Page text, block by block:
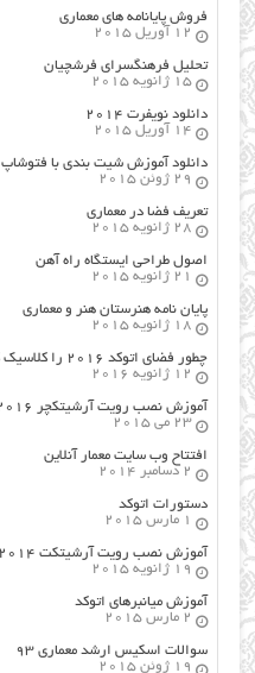
فروش پایانامه های معماری
12 آوریل 2015
تحلیل فرهنگسرای فرشچیان
15 ژانویه 2015
دانلود نویفرت ۲۰۱۴
14 آوریل 2015
دانلود آموزش شیت بندی با فتوشاپ
29 ژوئن 2015
تعریف فضا در معماری
28 ژانویه 2015
اصول طراحي ایستگاه راه آهن
21 ژانویه 2015
پایان نامه هنرستان هنر و معماري
18 ژانویه 2015
چطور فضای اتوکد ۲۰۱۶ را کلاسیک کنیم؟
12 ژانویه 2016
آموزش نصب رویت آرشیتکچر ۲۰۱۶
23 می 2015
افتتاح وب سایت معمار آنلاین
2 دسامبر 2014
دستورات اتوکد
1 مارس 2015
آموزش نصب رویت آرشیتکت ۲۰۱۴
19 ژانویه 2015
آموزش میانبرهای اتوکد
2 مارس 2015
سوالات اسکیس ارشد معماری ۹۳
19 ژوئن 2015